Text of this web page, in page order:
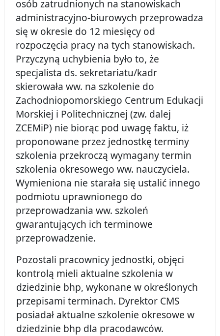
osób zatrudnionych na stanowiskach
administracyjno-biurowych przeprowadza
się w okresie do 12 miesięcy od
rozpoczęcia pracy na tych stanowiskach.
Przyczyną uchybienia było to, że
specjalista ds. sekretariatu/kadr
skierowała ww. na szkolenie do
Zachodniopomorskiego Centrum Edukacji
Morskiej i Politechnicznej (zw. dalej
ZCEMiP) nie biorąc pod uwagę faktu, iż
proponowane przez jednostkę terminy
szkolenia przekroczą wymagany termin
szkolenia okresowego ww. nauczyciela.
Wymieniona nie starała się ustalić innego
podmiotu uprawnionego do
przeprowadzania ww. szkoleń
gwarantujących ich terminowe
przeprowadzenie.
Pozostali pracownicy jednostki, objęci
kontrolą mieli aktualne szkolenia w
dziedzinie bhp, wykonane w określonych
przepisami terminach. Dyrektor CMS
posiadał aktualne szkolenie okresowe w
dziedzinie bhp dla pracodawców.